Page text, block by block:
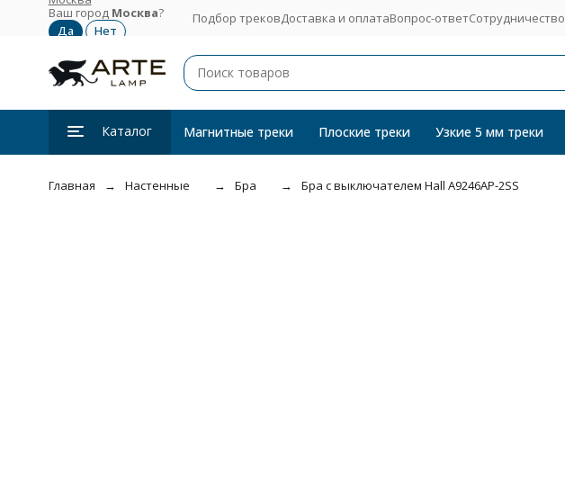
Ваш город Москва? Подбор трековДоставка и оплатаВопрос-ответСотрудничество
Каталог Магнитные треки Плоские треки Узкие 5 мм треки
Главная Настенные Бра Бра с выключателем Hall A9246AP-2SS